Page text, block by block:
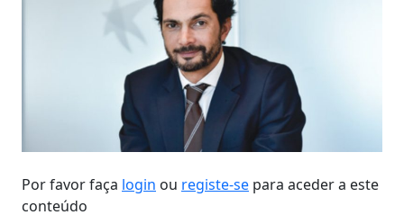
Por favor faça login ou registe-se para aceder a este
conteúdo